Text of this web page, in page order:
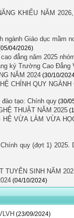
KHIẾU NĂM
Giáo dục mầm
04/2026)
đẳng năm 2025
ký Trường Cao Đẳng
NĂM 2024 (30/10/
CHÍNH QUY
tạo: Chính quy (30/
THUẬT NĂM 2025
VỪA LÀM VỪA
quy (đợt 1)
TUYỂN SINH NĂM
(04/10/2024)
(23/09/2024)